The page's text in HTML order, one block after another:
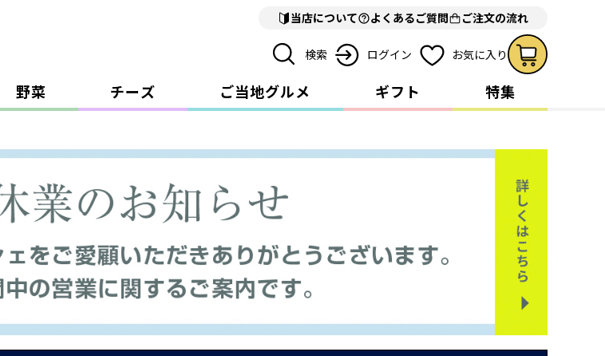
当店について よくあるご質問 ご注文の流れ
検索 ログイン お気に入り
野菜 チーズ ご当地グルメ ギフト 特集